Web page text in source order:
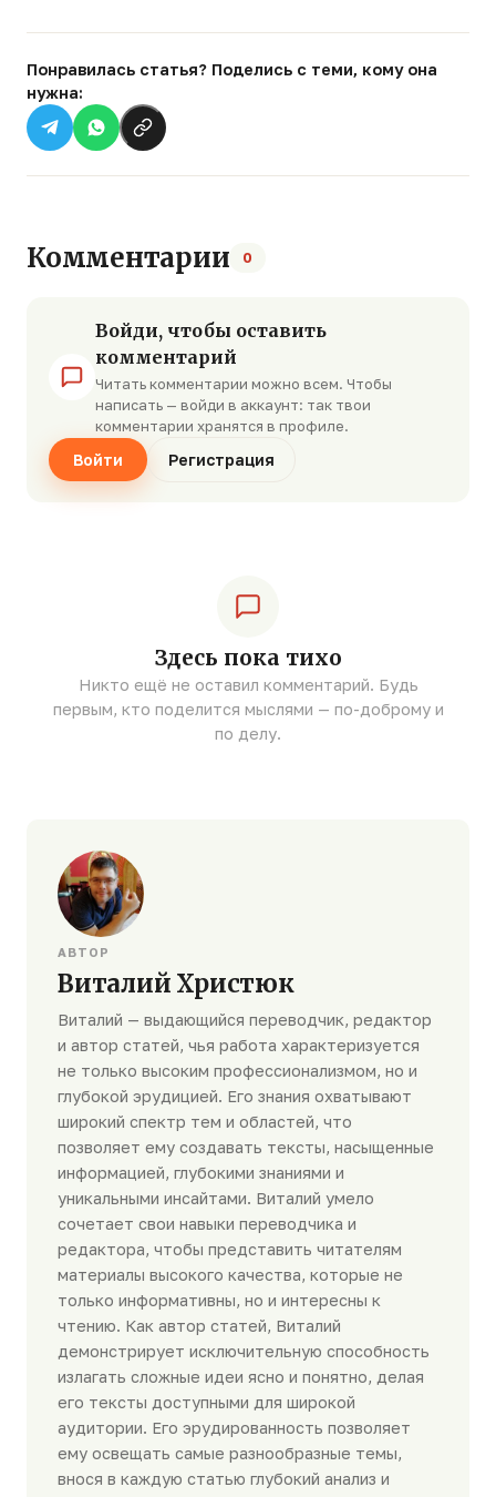
Понравилась статья? Поделись с теми, кому она
нужна:
Комментарии 0
Войди, чтобы оставить
комментарий
Читать комментарии можно всем. Чтобы
написать — войди в аккаунт: так твои
комментарии хранятся в профиле.
Войти Регистрация
Здесь пока тихо
Никто ещё не оставил комментарий. Будь
первым, кто поделится мыслями — по-доброму и
по делу.
АВТОР
Виталий Христюк
Виталий — выдающийся переводчик, редактор
и автор статей, чья работа характеризуется
не только высоким профессионализмом, но и
глубокой эрудицией. Его знания охватывают
широкий спектр тем и областей, что
позволяет ему создавать тексты, насыщенные
информацией, глубокими знаниями и
уникальными инсайтами. Виталий умело
сочетает свои навыки переводчика и
редактора, чтобы представить читателям
материалы высокого качества, которые не
только информативны, но и интересны к
чтению. Как автор статей, Виталий
демонстрирует исключительную способность
излагать сложные идеи ясно и понятно, делая
его тексты доступными для широкой
аудитории. Его эрудированность позволяет
ему освещать самые разнообразные темы,
внося в каждую статью глубокий анализ и